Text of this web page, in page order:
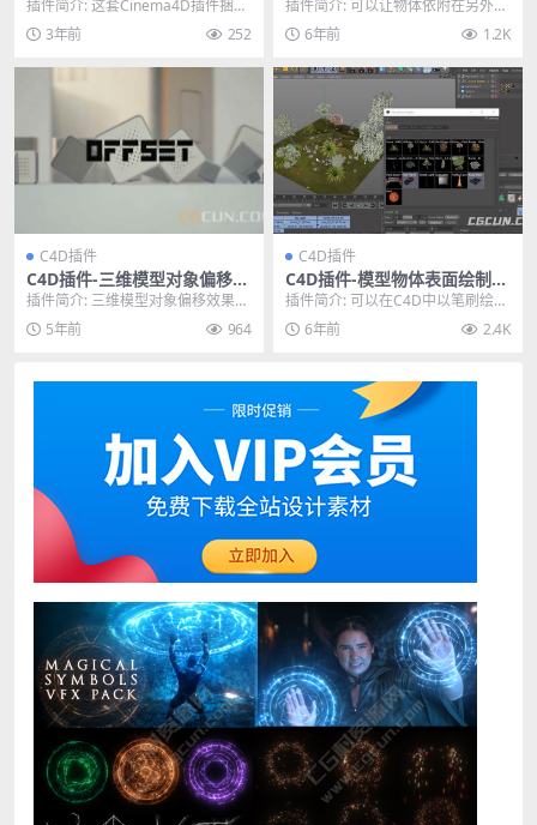
0.21.1
插件简介: 这套Cinema4D插件捆绑
包以修改和生成样条线和网格为
主。包含多种...
3年前 252
itroFit v1.0
插件简介: 可以让物体依附在另外一
个物体的表面，比如将方块依附在
恐龙模型的表面，...
6年前 1.2K
C4D插件
C4D插件-三维模型对象偏移效
果器插件 Offset effector Fo
r C4D R21-R24
插件简介: 三维模型对象偏移效果器
插件 Offset effector将本机功能...
5年前 964
C4D插件
C4D插件-模型物体表面绘制放
置插件Nitro4D NitroDraw v
1.25 WIN/MAC破解版
插件简介: 可以在C4D中以笔刷绘制
的方式，随意放置模型，更加方便
随意，也可以控...
6年前 2.4K